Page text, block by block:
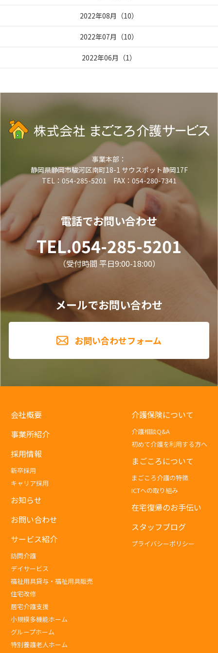
2022年08月 （10）
2022年07月 （10）
2022年06月 （1）
事業本部：
静岡県静岡市駿河区南町18-1 サウスポット静岡17F
TEL：054-285-5201 FAX：054-280-7341
電話でお問い合わせ
TEL.054-285-5201
（受付時間 平日9:00-18:00）
メールでお問い合わせ
お問い合わせフォーム
会社概要
事業所紹介
採用情報
新卒採用
キャリア採用
お知らせ
お問い合わせ
サービス紹介
訪問介護
デイサービス
福祉用具貸与・福祉用具販売
住宅改修
居宅介護支援
小規模多機能ホーム
グループホーム
特別養護老人ホーム
介護保険について
介護相談Q&A
初めて介護を利用する方へ
まごころについて
まごころ介護の特徴
ICTへの取り組み
在宅復帰のお手伝い
スタッフブログ
プライバシーポリシー